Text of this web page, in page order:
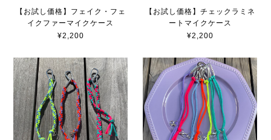
【お試し価格】フェイク・フェ
イクファーマイクケース
¥2,200
【お試し価格】チェックラミネ
ートマイクケース
¥2,200